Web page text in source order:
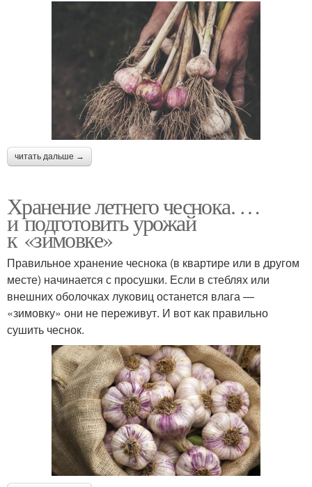
читать дальше →
Хранение летнего чеснока. …
и подготовить урожай
к «зимовке»
Правильное хранение чеснока (в квартире или в другом
месте) начинается с просушки. Если в стеблях или
внешних оболочках луковиц останется влага —
«зимовку» они не переживут. И вот как правильно
сушить чеснок.